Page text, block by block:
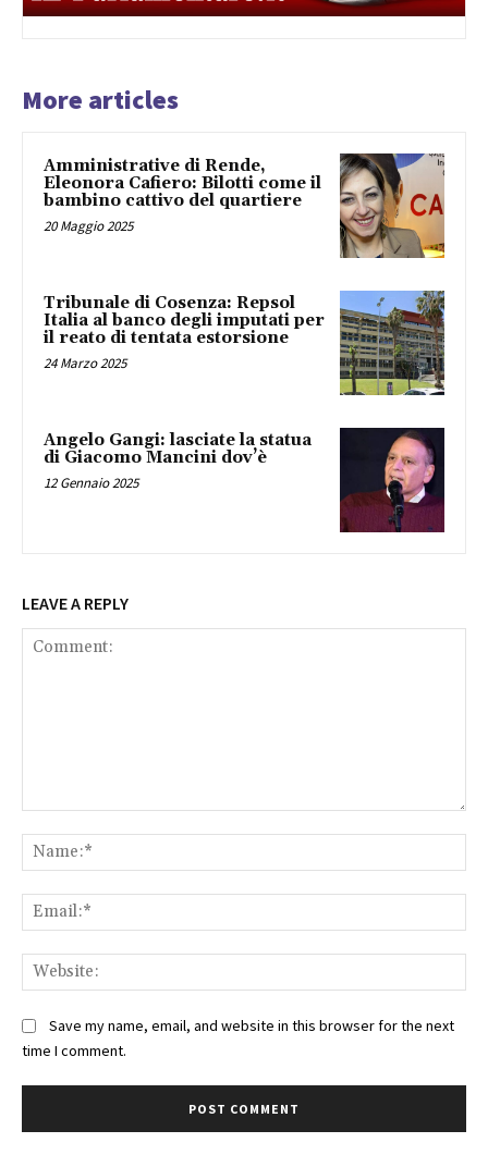
More articles
Amministrative di Rende,
Eleonora Cafiero: Bilotti come il
bambino cattivo del quartiere
20 Maggio 2025
Tribunale di Cosenza: Repsol
Italia al banco degli imputati per
il reato di tentata estorsione
24 Marzo 2025
Angelo Gangi: lasciate la statua
di Giacomo Mancini dov’è
12 Gennaio 2025
LEAVE A REPLY
Save my name, email, and website in this browser for the next
time I comment.